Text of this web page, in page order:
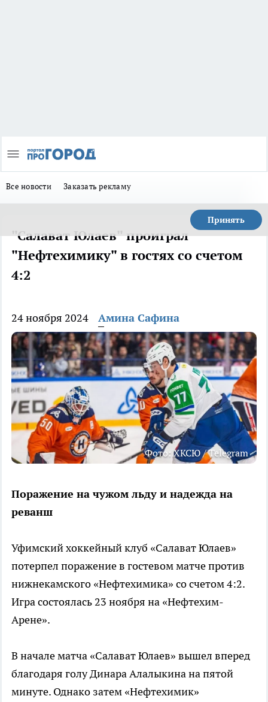
Все новости Заказать рекламу
Принять
"Салават Юлаев" проиграл
"Нефтехимику" в гостях со счетом
4:2
24 ноября 2024 Амина Сафина
Фото: ХКСЮ / Telegram
Поражение на чужом льду и надежда на
реванш
Уфимский хоккейный клуб «Салават Юлаев»
потерпел поражение в гостевом матче против
нижнекамского «Нефтехимика» со счетом 4:2.
Игра состоялась 23 ноября на «Нефтехим-
Арене».
В начале матча «Салават Юлаев» вышел вперед
благодаря голу Динара Алалыкина на пятой
минуте. Однако затем «Нефтехимик»